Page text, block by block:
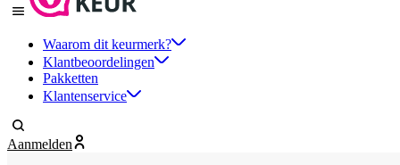
Waarom dit keurmerk?
Klantbeoordelingen
Pakketten
Klantenservice
Aanmelden